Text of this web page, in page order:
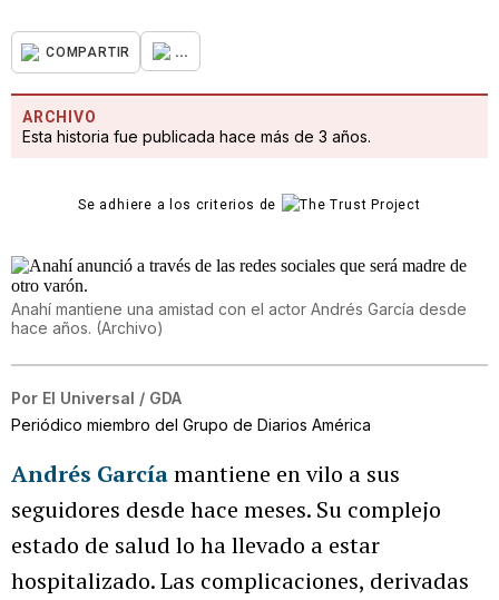
COMPARTIR ...
ARCHIVO
Esta historia fue publicada hace más de 3 años.
Se adhiere a los criterios de
Anahí mantiene una amistad con el actor Andrés García desde
hace años. (Archivo)
Por El Universal / GDA
Periódico miembro del Grupo de Diarios América
Andrés Garcíamantiene en vilo a sus
seguidores desde hace meses. Su complejo
estado de salud lo ha llevado a estar
hospitalizado. Las complicaciones, derivadas